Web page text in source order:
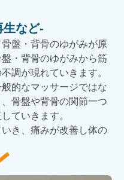
生など-
盤・背骨のゆがみが原
・背骨のゆがみから筋
調が現れていきます。
的なマッサージではな
骨盤や背骨の関節一つ
ていきます。
き、痛みが改善し体の